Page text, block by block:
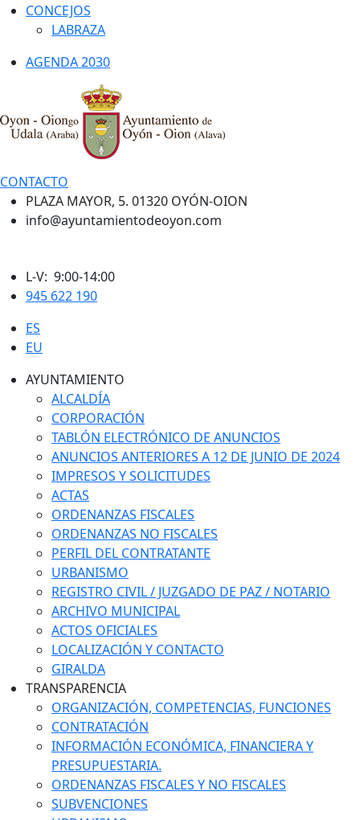
CONCEJOS
LABRAZA
AGENDA 2030
CONTACTO
PLAZA MAYOR, 5. 01320 OYÓN-OION
info@ayuntamientodeoyon.com
L-V: 9:00-14:00
945 622 190
ES
EU
AYUNTAMIENTO
ALCALDÍA
CORPORACIÓN
TABLÓN ELECTRÓNICO DE ANUNCIOS
ANUNCIOS ANTERIORES A 12 DE JUNIO DE 2024
IMPRESOS Y SOLICITUDES
ACTAS
ORDENANZAS FISCALES
ORDENANZAS NO FISCALES
PERFIL DEL CONTRATANTE
URBANISMO
REGISTRO CIVIL / JUZGADO DE PAZ / NOTARIO
ARCHIVO MUNICIPAL
ACTOS OFICIALES
LOCALIZACIÓN Y CONTACTO
GIRALDA
TRANSPARENCIA
ORGANIZACIÓN, COMPETENCIAS, FUNCIONES
CONTRATACIÓN
INFORMACIÓN ECONÓMICA, FINANCIERA Y
PRESUPUESTARIA.
ORDENANZAS FISCALES Y NO FISCALES
SUBVENCIONES